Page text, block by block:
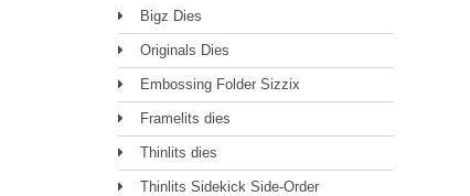
Bigz Dies
Originals Dies
Embossing Folder Sizzix
Framelits dies
Thinlits dies
Thinlits Sidekick Side-Order